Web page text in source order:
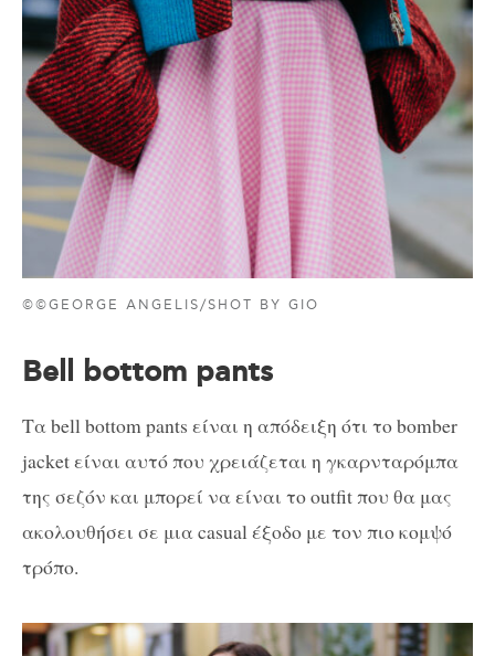
©©GEORGE ANGELIS/SHOT BY GIO
Bell bottom pants
Τα bell bottom pants είναι η απόδειξη ότι το bomber
jacket είναι αυτό που χρειάζεται η γκαρνταρόμπα
της σεζόν και μπορεί να είναι το outfit που θα μας
ακολουθήσει σε μια casual έξοδο με τον πιο κομψό
τρόπο.